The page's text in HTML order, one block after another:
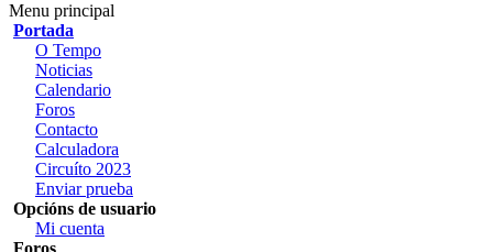
Menu principal
Portada
O Tempo
Noticias
Calendario
Foros
Contacto
Calculadora
Circuíto 2023
Enviar prueba
Opcións de usuario
Mi cuenta
Foros